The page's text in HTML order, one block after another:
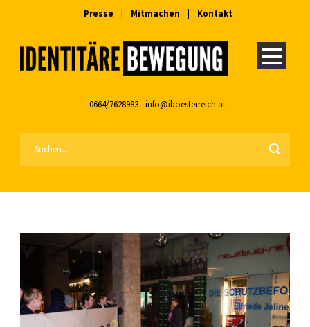
Presse Mitmachen Kontakt
0664/7628983 info@iboesterreich.at